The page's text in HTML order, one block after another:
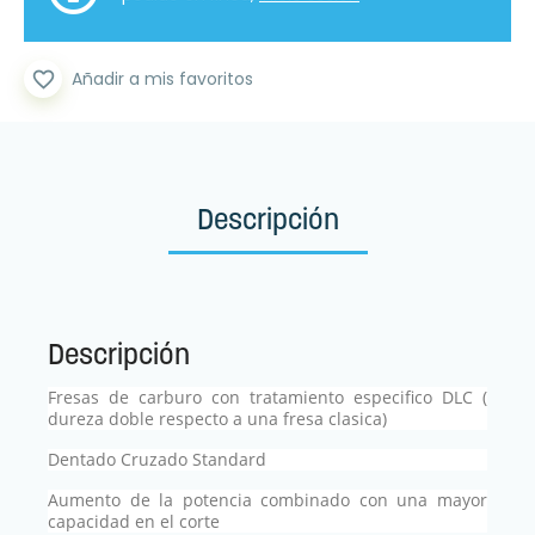
favorite_border Añadir a mis favoritos
Descripción
Descripción
Fresas de carburo con tratamiento especifico DLC (
dureza doble respecto a una fresa clasica)
Dentado Cruzado Standard
Aumento de la potencia combinado con una mayor
capacidad en el corte